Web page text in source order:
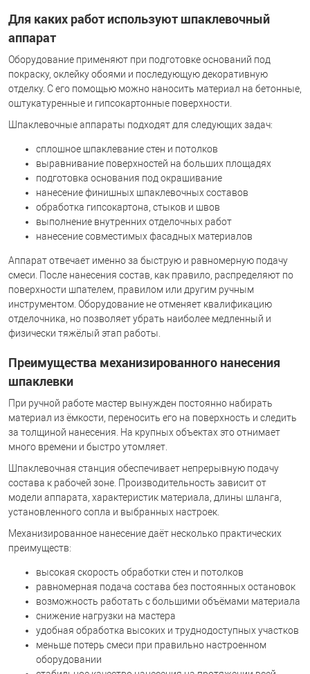
Для каких работ используют шпаклевочный
аппарат
Оборудование применяют при подготовке оснований под
покраску, оклейку обоями и последующую декоративную
отделку. С его помощью можно наносить материал на бетонные,
оштукатуренные и гипсокартонные поверхности.
Шпаклевочные аппараты подходят для следующих задач:
сплошное шпаклевание стен и потолков
выравнивание поверхностей на больших площадях
подготовка основания под окрашивание
нанесение финишных шпаклевочных составов
обработка гипсокартона, стыков и швов
выполнение внутренних отделочных работ
нанесение совместимых фасадных материалов
Аппарат отвечает именно за быструю и равномерную подачу
смеси. После нанесения состав, как правило, распределяют по
поверхности шпателем, правилом или другим ручным
инструментом. Оборудование не отменяет квалификацию
отделочника, но позволяет убрать наиболее медленный и
физически тяжёлый этап работы.
Преимущества механизированного нанесения
шпаклевки
При ручной работе мастер вынужден постоянно набирать
материал из ёмкости, переносить его на поверхность и следить
за толщиной нанесения. На крупных объектах это отнимает
много времени и быстро утомляет.
Шпаклевочная станция обеспечивает непрерывную подачу
состава к рабочей зоне. Производительность зависит от
модели аппарата, характеристик материала, длины шланга,
установленного сопла и выбранных настроек.
Механизированное нанесение даёт несколько практических
преимуществ:
высокая скорость обработки стен и потолков
равномерная подача состава без постоянных остановок
возможность работать с большими объёмами материала
снижение нагрузки на мастера
удобная обработка высоких и труднодоступных участков
меньше потерь смеси при правильно настроенном
оборудовании